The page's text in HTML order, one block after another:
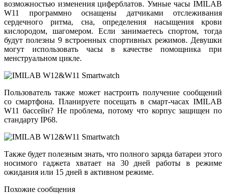
возможностью изменения циферблатов. Умные часы IMILAB
W11 программно оснащены датчиками отслеживания
сердечного ритма, сна, определения насыщения крови
кислородом, шагомером. Если занимаетесь спортом, тогда
будут полезны 9 встроенных спортивных режимов. Девушки
могут использовать часы в качестве помощника при
менструальном цикле.
Пользователь также может настроить получение сообщений
со смартфона. Планируете посещать в смарт-часах IMILAB
W11 бассейн? Не проблема, потому что корпус защищен по
стандарту IP68.
Также будет полезным знать, что полного заряда батареи этого
носимого гаджета хватает на 30 дней работы в режиме
ожидания или 15 дней в активном режиме.
Похожие сообщения